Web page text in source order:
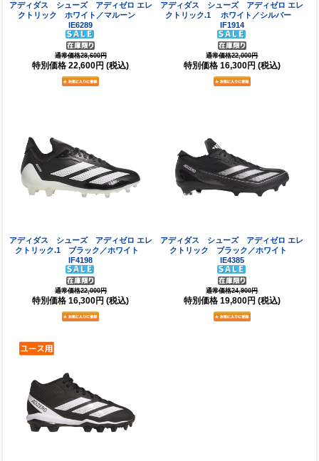
アディダス シューズ アディゼロ エレ
クトリック ホワイト／マルーン
IE6289
通常価格28,600円
特別価格 22,600円 (税込)
アディダス シューズ アディゼロ エレ
クトリック.1 ホワイト／シルバー
IF1914
通常価格22,000円
特別価格 16,300円 (税込)
アディダス シューズ アディゼロ エレ
クトリック.1 ブラック／ホワイト
IF4198
通常価格22,000円
特別価格 16,300円 (税込)
アディダス シューズ アディゼロ エレ
クトリック ブラック／ホワイト
IE4385
通常価格24,900円
特別価格 19,800円 (税込)